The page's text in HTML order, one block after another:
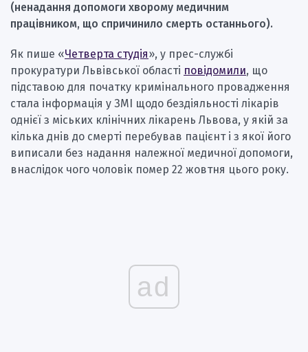
(ненадання допомоги хворому медичним
працівником, що спричинило смерть останнього).
Як пише «Четверта студія», у прес-службі
прокуратури Львівської області повідомили, що
підставою для початку кримінального провадження
стала інформація у ЗМІ щодо бездіяльності лікарів
однієї з міських клінічних лікарень Львова, у якій за
кілька днів до смерті перебував пацієнт і з якої його
виписали без надання належної медичної допомоги,
внаслідок чого чоловік помер 22 жовтня цього року.
ad